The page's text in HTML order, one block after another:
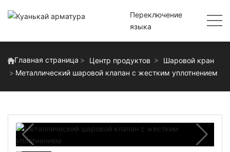
Переключение
языка
Главная страница Центр продуктов
Шаровой кран
Металлический шаровой клапан с жестким уплотнением